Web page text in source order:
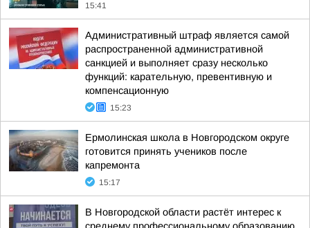
15:41
Административный штраф является самой
распространенной административной
санкцией и выполняет сразу несколько
функций: карательную, превентивную и
компенсационную
15:23
Ермолинская школа в Новгородском округе
готовится принять учеников после
капремонта
15:17
В Новгородской области растёт интерес к